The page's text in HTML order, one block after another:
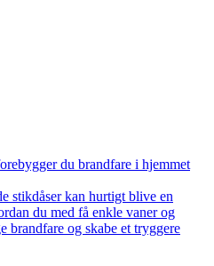
du brandfare i hjemmet
stikdåser kan hurtigt blive en
du med få enkle vaner og
brandfare og skabe et tryggere